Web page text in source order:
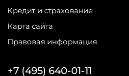
Кредит и страхование
Карта сайта
Правовая информация
+7 (495) 640-01-11